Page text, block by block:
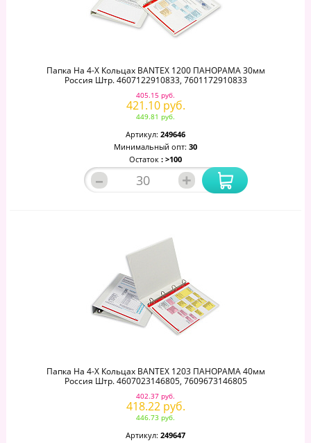
Папка На 4-Х Кольцах BANTEX 1200 ПАНОРАМА 30мм
Россия Штр. 4607122910833, 7601172910833
405.15 руб.
421.10 руб.
449.81 руб.
Артикул: 249646
Минимальный опт: 30
Остаток : >100
– +
Папка На 4-Х Кольцах BANTEX 1203 ПАНОРАМА 40мм
Россия Штр. 4607023146805, 7609673146805
402.37 руб.
418.22 руб.
446.73 руб.
Артикул: 249647